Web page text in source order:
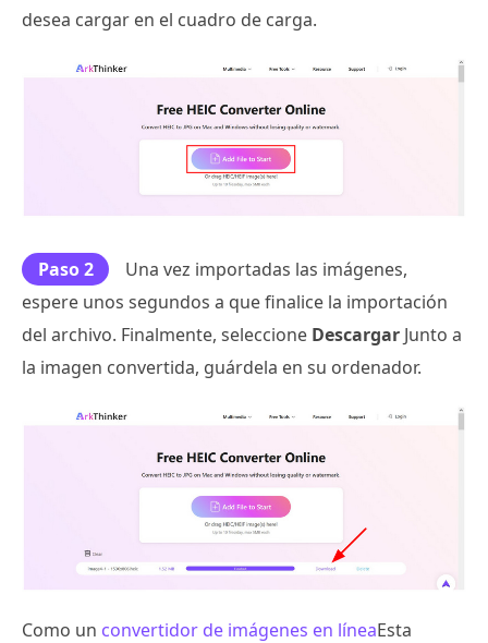
desea cargar en el cuadro de carga.
Paso 2
Una vez importadas las imágenes,
espere unos segundos a que finalice la importación
del archivo. Finalmente, seleccione Descargar Junto a
la imagen convertida, guárdela en su ordenador.
Como un convertidor de imágenes en líneaEsta